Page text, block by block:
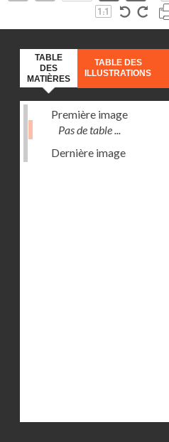
TABLE
DES
MATIÈRES
TABLE DES
ILLUSTRATIONS
Première image
Pas de table ...
Dernière image